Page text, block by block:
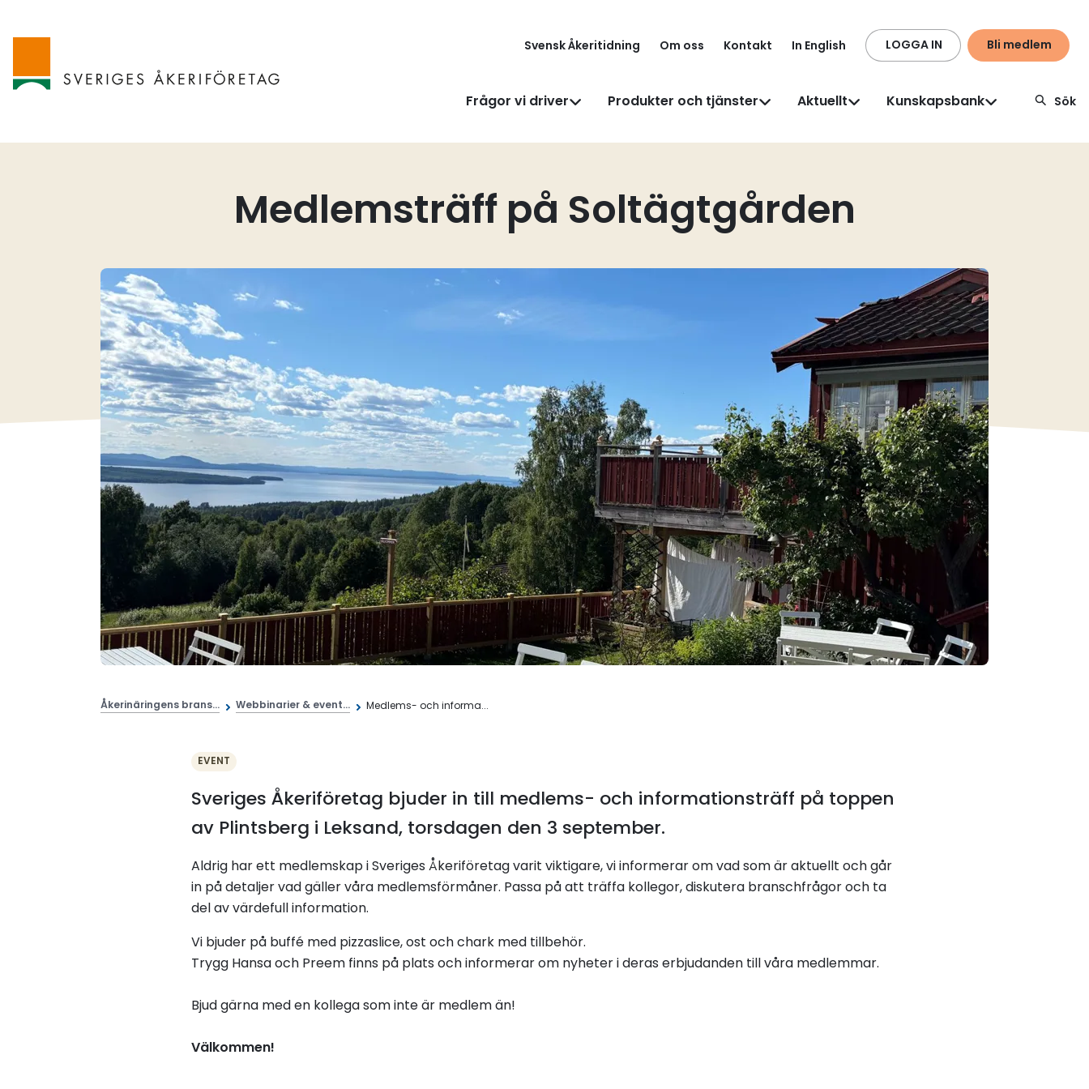
Svensk Åkeritidning Om oss Kontakt In English LOGGA IN Bli medlem
Frågor vi driver Produkter och tjänster Aktuellt Kunskapsbank Sök
Medlemsträff på Soltägtgården
Åkerinäringens brans... Webbinarier & event... Medlems- och informa...
EVENT
Sveriges Åkeriföretag bjuder in till medlems- och informationsträff på toppen
av Plintsberg i Leksand, torsdagen den 3 september.
Aldrig har ett medlemskap i Sveriges Åkeriföretag varit viktigare, vi informerar om vad som är aktuellt och går
in på detaljer vad gäller våra medlemsförmåner. Passa på att träffa kollegor, diskutera branschfrågor och ta
del av värdefull information.
Vi bjuder på buffé med pizzaslice, ost och chark med tillbehör.
Trygg Hansa och Preem finns på plats och informerar om nyheter i deras erbjudanden till våra medlemmar.
Bjud gärna med en kollega som inte är medlem än!
Välkommen!